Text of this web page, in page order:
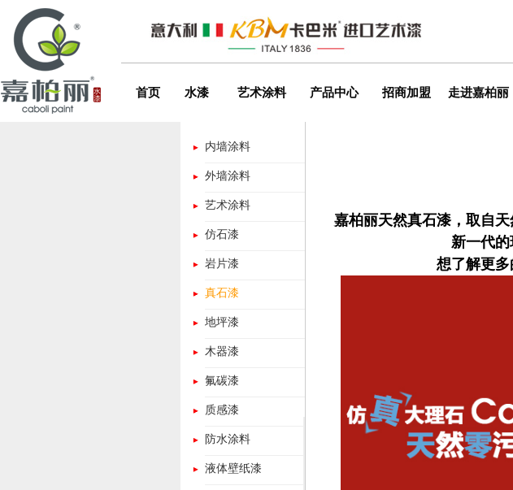
首页 水漆 艺术涂料 产品中心 招商加盟 走进嘉柏丽
内墙涂料
外墙涂料
艺术涂料
仿石漆
岩片漆
真石漆
地坪漆
木器漆
氟碳漆
质感漆
防水涂料
液体壁纸漆
嘉柏丽天然真石漆，取自
新一代的
想了解更多